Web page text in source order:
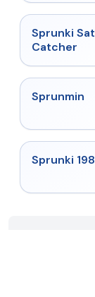
Sprunki
Catcher
Sprunmin
Sprunki